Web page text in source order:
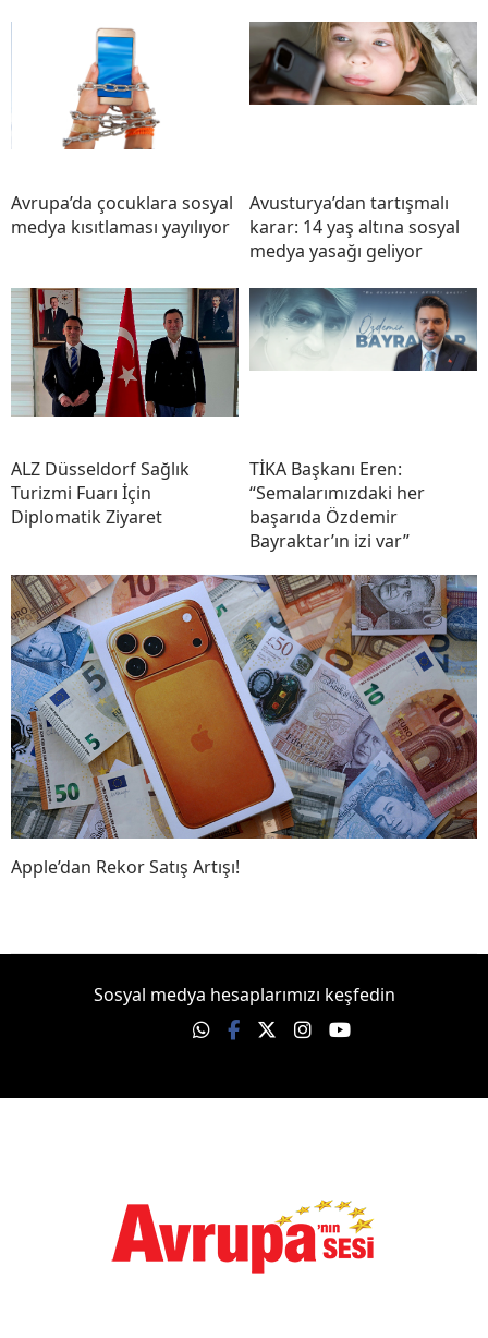
Avrupa’da çocuklara sosyal
medya kısıtlaması yayılıyor
Avusturya’dan tartışmalı
karar: 14 yaş altına sosyal
medya yasağı geliyor
ALZ Düsseldorf Sağlık
Turizmi Fuarı İçin
Diplomatik Ziyaret
TİKA Başkanı Eren:
“Semalarımızdaki her
başarıda Özdemir
Bayraktar’ın izi var”
Apple’dan Rekor Satış Artışı!
Sosyal medya hesaplarımızı keşfedin